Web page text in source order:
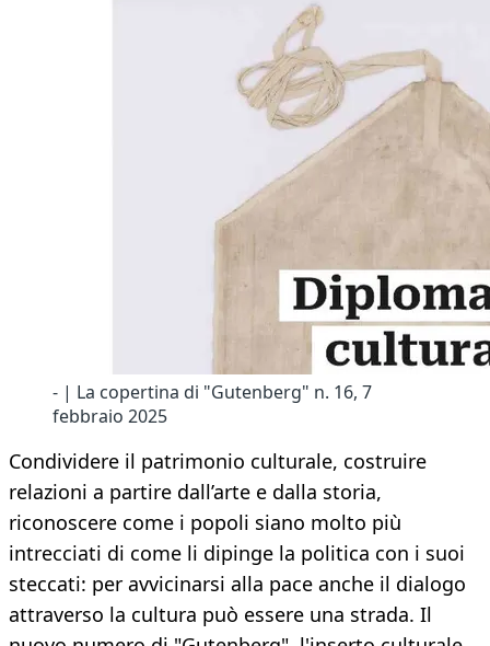
- | La copertina di "Gutenberg" n. 16, 7
febbraio 2025
Condividere il patrimonio culturale, costruire
relazioni a partire dall’arte e dalla storia,
riconoscere come i popoli siano molto più
intrecciati di come li dipinge la politica con i suoi
steccati: per avvicinarsi alla pace anche il dialogo
attraverso la cultura può essere una strada. Il